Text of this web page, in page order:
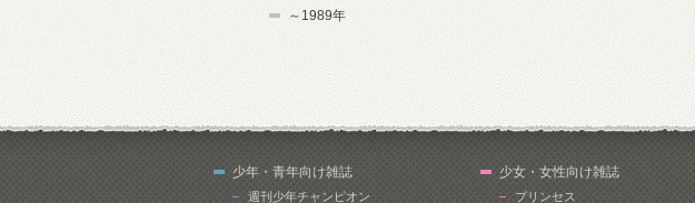
～1989年
少年・青年向け雑誌
週刊少年チャンピオン
少女・女性向け雑誌
プリンセス